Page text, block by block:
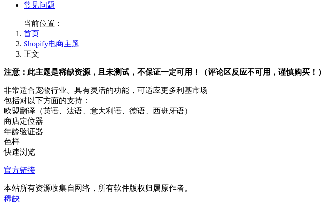
常见问题
当前位置：
首页
Shopify电商主题
正文
注意：此主题是稀缺资源，且未测试，不保证一定可用！（评论区反应不可用，谨慎购买！）
非常适合宠物行业。具有灵活的功能，可适应更多利基市场
包括对以下方面的支持：
欧盟翻译（英语、法语、意大利语、德语、西班牙语）
商店定位器
年龄验证器
色样
快速浏览
官方链接
本站所有资源收集自网络，所有软件版权归属原作者。
稀缺